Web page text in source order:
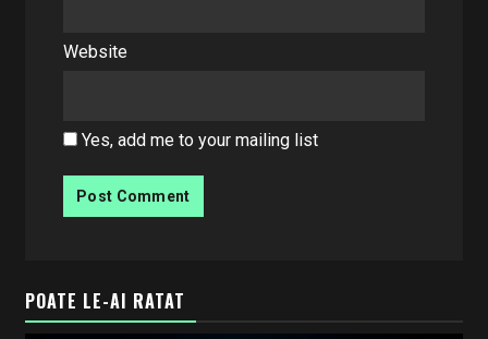
Website
Yes, add me to your mailing list
POATE LE-AI RATAT